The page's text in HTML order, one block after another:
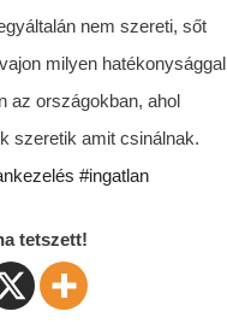
nem szereti, sőt
milyen hatékonysággal
az országokban, ahol
szeretik amit csinálnak.
#ingatlan
tetszett!